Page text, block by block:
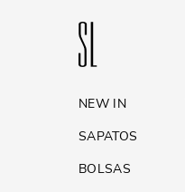
NEW IN
SAPATOS
BOLSAS